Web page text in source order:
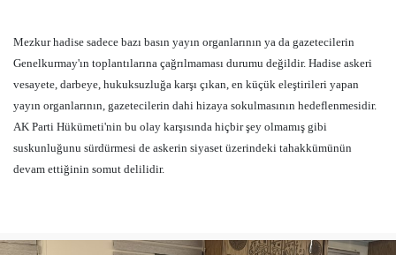
Mezkur hadise sadece bazı basın yayın organlarının ya da gazetecilerin
Genelkurmay'ın toplantılarına çağrılmaması durumu değildir. Hadise askeri
vesayete, darbeye, hukuksuzluğa karşı çıkan, en küçük eleştirileri yapan
yayın organlarının, gazetecilerin dahi hizaya sokulmasının hedeflenmesidir.
AK Parti Hükümeti'nin bu olay karşısında hiçbir şey olmamış gibi
suskunluğunu sürdürmesi de askerin siyaset üzerindeki tahakkümünün
devam ettiğinin somut delilidir.